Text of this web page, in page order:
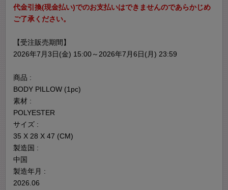
代金引換(現金払い)でのお支払いはできませんのであらかじめ
ご了承ください。
【受注販売期間】
2026年7月3日(金) 15:00～2026年7月6日(月) 23:59
商品 :
BODY PILLOW (1pc)
素材 :
POLYESTER
サイズ :
35 X 28 X 47 (CM)
製造国 :
中国
製造年月 :
2026.06